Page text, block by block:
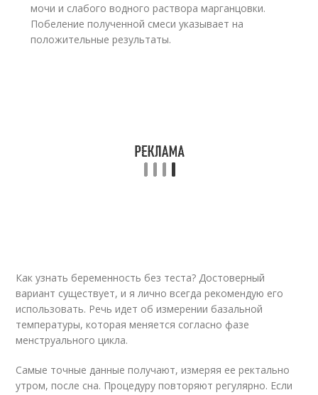
мочи и слабого водного раствора марганцовки.
Побеление полученной смеси указывает на
положительные результаты.
Как узнать беременность без теста? Достоверный
вариант существует, и я лично всегда рекомендую его
использовать. Речь идет об измерении базальной
температуры, которая меняется согласно фазе
менструального цикла.
Самые точные данные получают, измеряя ее ректально
утром, после сна. Процедуру повторяют регулярно. Если